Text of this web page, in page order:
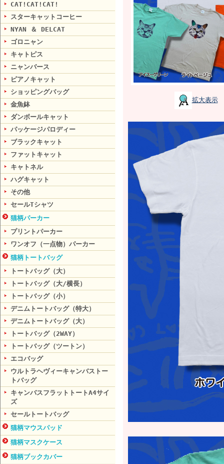
CAT!CAT!CAT!
スターキャットコーヒー
NYAN ＆ DELCAT
ゴロニャン
キャトピス
ニャンバース
ピアノキャット
ショッピングバッグ
金魚鉢
ダンボールキャット
パッケージパロディー
ブラックキャット
ファットキャット
キャトネル
ハグキャット
その他
セールTシャツ
猫柄パーカー
プリントパーカー
ワンオフ（一点物）パーカー
猫柄トートバッグ
トートバッグ（大）
トートバッグ（大/横長）
トートバッグ（小）
デニムトートバッグ（特大）
デニムトートバッグ（大）
トートバッグ（2WAY）
トートバッグ（ツートン）
エコバッグ
ウルトラヘヴィーキャンバストー
トバッグ
キャンバスフラットトートA4サイ
ズ
セールトートバッグ
猫柄マウスパッド
猫柄マスクケース
猫柄ブックカバー
拡大表示